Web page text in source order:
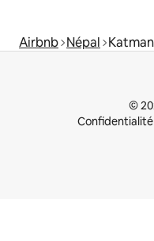
Airbnb Népal
©
Confidentialité